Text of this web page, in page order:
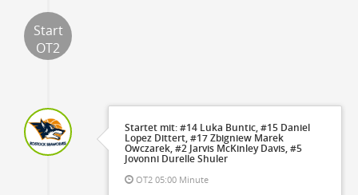
Start
OT2
Startet mit: #14 Luka Buntic, #15 Daniel
Lopez Dittert, #17 Zbigniew Marek
Owczarek, #2 Jarvis McKinley Davis, #5
Jovonni Durelle Shuler
OT2 05:00 Minute